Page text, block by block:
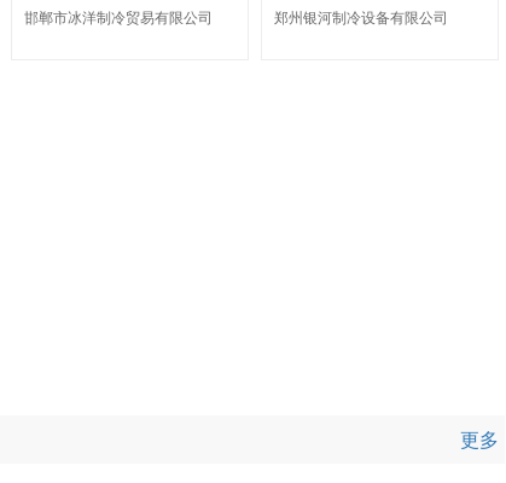
邯郸市冰洋制冷贸易有限公司 郑州银河制冷设备有限公司
更多